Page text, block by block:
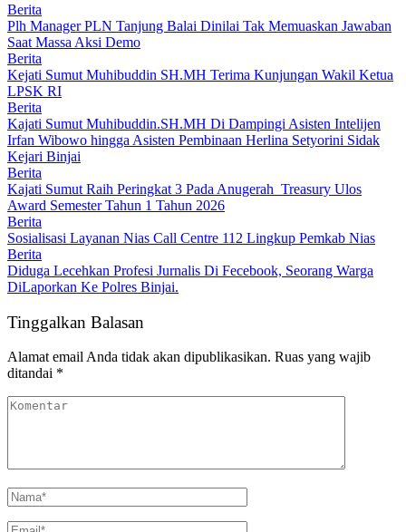
Berita
Plh Manager PLN Tanjung Balai Dinilai Tak Memuaskan Jawaban
Saat Massa Aksi Demo
Berita
Kejati Sumut Muhibuddin SH.MH Terima Kunjungan Wakil Ketua
LPSK RI
Berita
Kajati Sumut Muhibuddin.SH.MH Di Dampingi Asisten Intelijen
Irfan Wibowo hingga Asisten Pembinaan Herlina Setyorini Sidak
Kejari Binjai
Berita
Kajati Sumut Raih Peringkat 3 Pada Anugerah Treasury Ulos
Award Semester Tahun 1 Tahun 2026
Berita
Sosialisasi Layanan Nias Call Centre 112 Lingkup Pemkab Nias
Berita
Diduga Lecehkan Profesi Jurnalis Di Fecebook, Seorang Warga
DiLaporkan Ke Polres Binjai.
Tinggalkan Balasan
Alamat email Anda tidak akan dipublikasikan. Ruas yang wajib
ditandai *